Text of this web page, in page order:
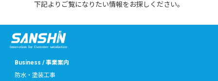
下記よりご覧になりたい情報をお探しください。
Business / 事業案内
防水・塗装工事